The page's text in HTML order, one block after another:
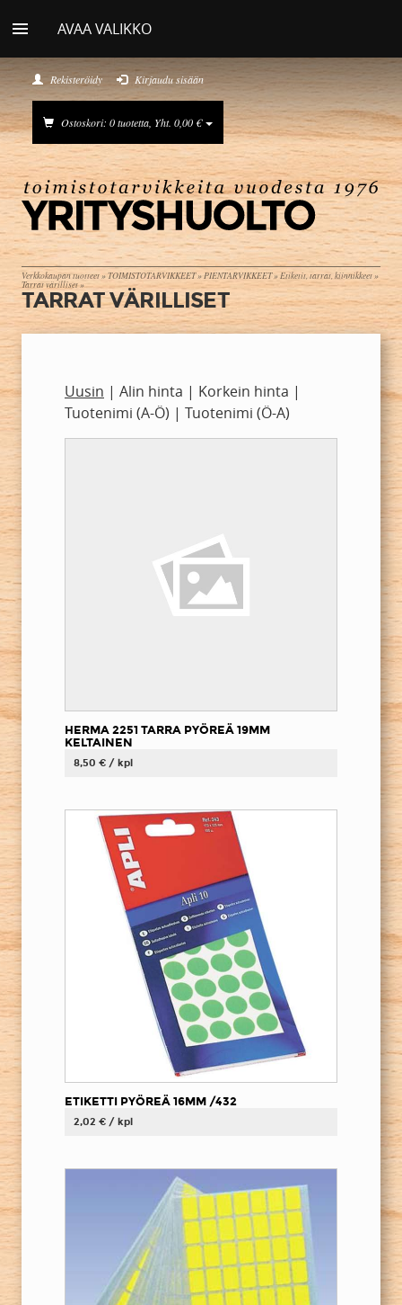
AVAA VALIKKO
Rekisteröidy Kirjaudu sisään
Ostoskori: 0 tuotetta, Yht. 0,00 €
Verkkokaupan tuotteet»TOIMISTOTARVIKKEET»PIENTARVIKKEET»Etiketit, tarrat, kiinnikkeet»
Tarrat värilliset»
TARRAT VÄRILLISET
Uusin | Alin hinta | Korkein hinta |
Tuotenimi (A-Ö) | Tuotenimi (Ö-A)
HERMA 2251 TARRA PYÖREÄ 19MM
KELTAINEN
8,50 € / kpl
ETIKETTI PYÖREÄ 16MM /432
2,02 € / kpl